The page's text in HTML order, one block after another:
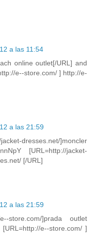
a las 11:54
online outlet[/URL] and
e--store.com/ ] http://e-
a las 21:59
dresses.net/]moncler
[URL=http://jacket-
[/URL]
a las 21:59
store.com/]prada outlet
e--store.com/ ]